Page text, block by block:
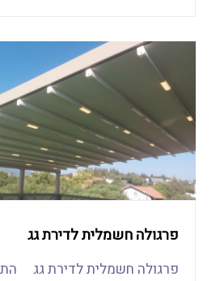
פרגולה חשמלית לדירת גג
פרגולה חשמלית לדירת גג